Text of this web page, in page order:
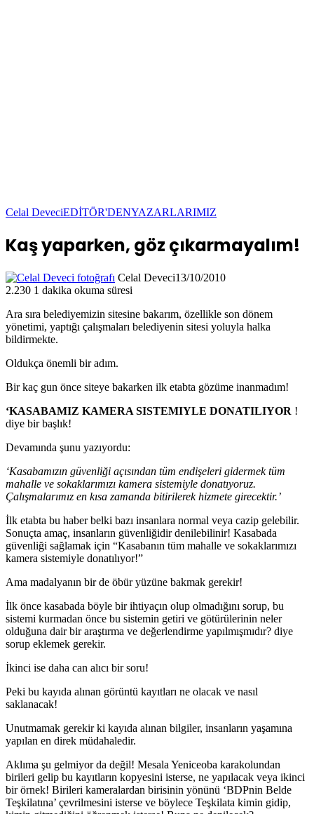
Celal DeveciEDİTÖR'DENYAZARLARIMIZ
Kaş yaparken, göz çıkarmayalım!
Celal Deveci13/10/2010
2.230 1 dakika okuma süresi
Ara sıra belediyemizin sitesine bakarım, özellikle son dönem
yönetimi, yaptığı çalışmaları belediyenin sitesi yoluyla halka
bildirmekte.
Oldukça önemli bir adım.
Bir kaç gun önce siteye bakarken ilk etabta gözüme inanmadım!
‘KASABAMIZ KAMERA SISTEMIYLE DONATILIYOR !
diye bir başlık!
Devamında şunu yazıyordu:
‘Kasabamızın güvenliği açısından tüm endişeleri gidermek tüm
mahalle ve sokaklarımızı kamera sistemiyle donatıyoruz.
Çalışmalarımız en kısa zamanda bitirilerek hizmete girecektir.’
İlk etabta bu haber belki bazı insanlara normal veya cazip gelebilir.
Sonuçta amaç, insanların güvenliğidir denilebilinir! Kasabada
güvenliği sağlamak için “Kasabanın tüm mahalle ve sokaklarımızı
kamera sistemiyle donatılıyor!”
Ama madalyanın bir de öbür yüzüne bakmak gerekir!
İlk önce kasabada böyle bir ihtiyaçın olup olmadığını sorup, bu
sistemi kurmadan önce bu sistemin getiri ve götürülerinin neler
olduğuna dair bir araştırma ve değerlendirme yapılmışmıdır? diye
sorup eklemek gerekir.
İkinci ise daha can alıcı bir soru!
Peki bu kayıda alınan görüntü kayıtları ne olacak ve nasıl
saklanacak!
Unutmamak gerekir ki kayıda alınan bilgiler, insanların yaşamına
yapılan en direk müdahaledir.
Aklıma şu gelmiyor da değil! Mesala Yeniceoba karakolundan
birileri gelip bu kayıtların kopyesini isterse, ne yapılacak veya ikinci
bir örnek! Birileri kameralardan birisinin yönünü ‘BDPnin Belde
Teşkilatına’ çevrilmesini isterse ve böylece Teşkilata kimin gidip,